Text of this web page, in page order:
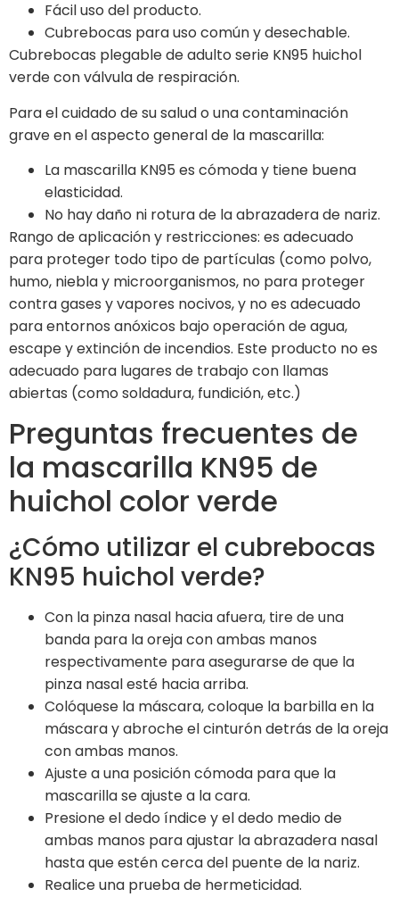
Fácil uso del producto.
Cubrebocas para uso común y desechable.
Cubrebocas plegable de adulto serie KN95 huichol
verde con válvula de respiración.
Para el cuidado de su salud o una contaminación
grave en el aspecto general de la mascarilla:
La mascarilla KN95 es cómoda y tiene buena
elasticidad.
No hay daño ni rotura de la abrazadera de nariz.
Rango de aplicación y restricciones: es adecuado
para proteger todo tipo de partículas (como polvo,
humo, niebla y microorganismos, no para proteger
contra gases y vapores nocivos, y no es adecuado
para entornos anóxicos bajo operación de agua,
escape y extinción de incendios. Este producto no es
adecuado para lugares de trabajo con llamas
abiertas (como soldadura, fundición, etc.)
Preguntas frecuentes de
la mascarilla KN95 de
huichol color verde
¿Cómo utilizar el cubrebocas
KN95 huichol verde?
Con la pinza nasal hacia afuera, tire de una
banda para la oreja con ambas manos
respectivamente para asegurarse de que la
pinza nasal esté hacia arriba.
Colóquese la máscara, coloque la barbilla en la
máscara y abroche el cinturón detrás de la oreja
con ambas manos.
Ajuste a una posición cómoda para que la
mascarilla se ajuste a la cara.
Presione el dedo índice y el dedo medio de
ambas manos para ajustar la abrazadera nasal
hasta que estén cerca del puente de la nariz.
Realice una prueba de hermeticidad.